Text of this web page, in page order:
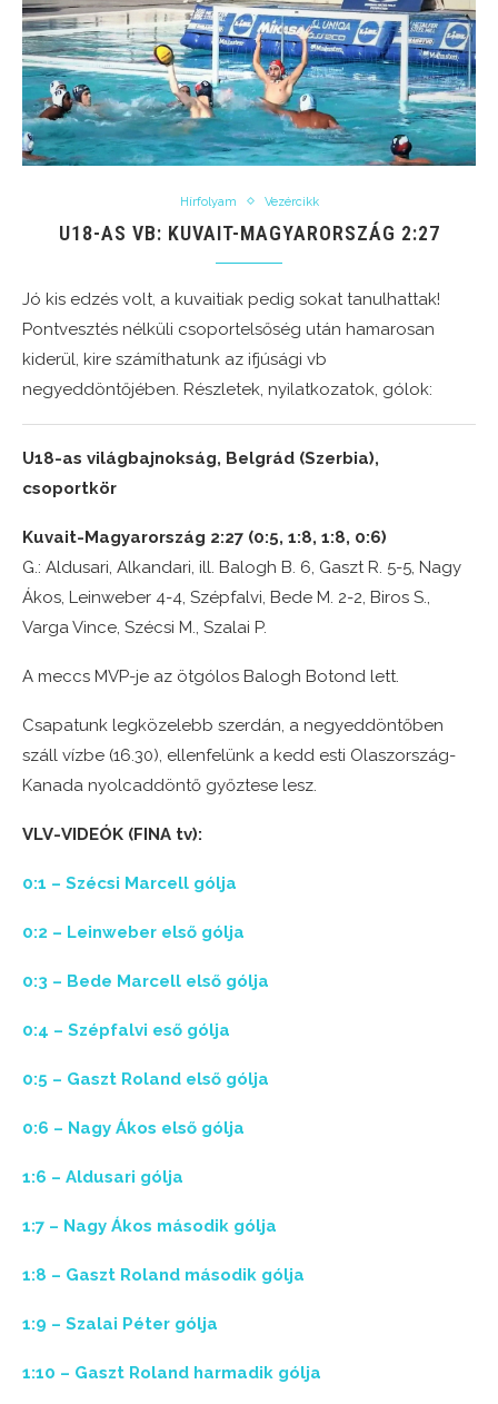
Hírfolyam Vezércikk
U18-AS VB: KUVAIT-MAGYARORSZÁG 2:27
Jó kis edzés volt, a kuvaitiak pedig sokat tanulhattak!
Pontvesztés nélküli csoportelsőség után hamarosan
kiderül, kire számíthatunk az ifjúsági vb
negyeddöntőjében. Részletek, nyilatkozatok, gólok:
U18-as világbajnokság, Belgrád (Szerbia),
csoportkör
Kuvait-Magyarország 2:27 (0:5, 1:8, 1:8, 0:6)
G.: Aldusari, Alkandari, ill. Balogh B. 6, Gaszt R. 5-5, Nagy
Ákos, Leinweber 4-4, Szépfalvi, Bede M. 2-2, Biros S.,
Varga Vince, Szécsi M., Szalai P.
A meccs MVP-je az ötgólos Balogh Botond lett.
Csapatunk legközelebb szerdán, a negyeddöntőben
száll vízbe (16.30), ellenfelünk a kedd esti Olaszország-
Kanada nyolcaddöntő győztese lesz.
VLV-VIDEÓK (FINA tv):
0:1 – Szécsi Marcell gólja
0:2 – Leinweber első gólja
0:3 – Bede Marcell első gólja
0:4 – Szépfalvi eső gólja
0:5 – Gaszt Roland első gólja
0:6 – Nagy Ákos első gólja
1:6 – Aldusari gólja
1:7 – Nagy Ákos második gólja
1:8 – Gaszt Roland második gólja
1:9 – Szalai Péter gólja
1:10 – Gaszt Roland harmadik gólja